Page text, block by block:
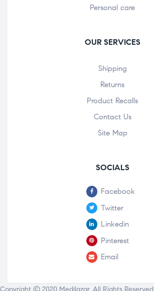
Personal care
OUR SERVICES
Shipping
Returns
Product Recalls
Contact Us
Site Map
SOCIALS
Facebook
Twitter
Linkedin
Pinterest
Email
Copyright © 2020 Medilazar. All Rights Reserved.